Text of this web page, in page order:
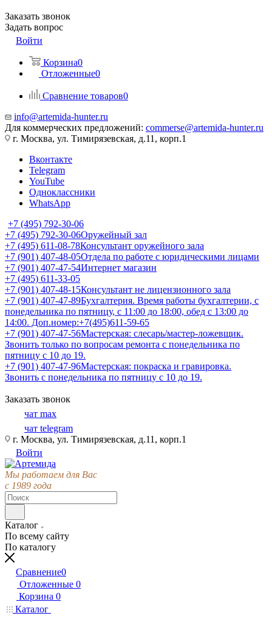
Заказать звонок
Задать вопрос
Войти
Корзина0
Отложенные0
Сравнение товаров0
info@artemida-hunter.ru
Для коммерческих предложений: commerse@artemida-hunter.ru
г. Москва, ул. Тимирязевская, д.11, корп.1
Вконтакте
Telegram
YouTube
Одноклассники
WhatsApp
+7 (495) 792-30-06
+7 (495) 792-30-06Оружейный зал
+7 (495) 611-08-78Консультант оружейного зала
+7 (901) 407-48-05Отдела по работе с юридическими лицами
+7 (901) 407-47-54Интернет магазин
+7 (495) 611-33-05
+7 (901) 407-48-15Консультант не лицензионного зала
+7 (901) 407-47-89Бухгалтерия. Время работы бухгалтерии, с
понедельника по пятницу, с 11:00 до 18:00, обед с 13:00 до
14:00. Доп.номер:+7(495)611-59-65
+7 (901) 407-47-56Мастерская: слесарь/мастер-ложевщик.
Звонить только по вопросам ремонта с понедельника по
пятницу с 10 до 19.
+7 (901) 407-47-96Мастерская: покраска и гравировка.
Звонить с понедельника по пятницу с 10 до 19.
Заказать звонок
чат max
чат telegram
г. Москва, ул. Тимирязевская, д.11, корп.1
Войти
Мы работаем для Вас
с 1989 года
Каталог
По всему сайту
По каталогу
Сравнение0
Отложенные 0
Корзина 0
Каталог